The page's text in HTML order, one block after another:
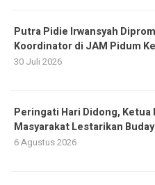
Putra Pidie Irwansyah
Koordinator di JAM Pidum
30 Juli 2026
Peringati Hari Didong, Ketua
Masyarakat Lestarikan
6 Agustus 2026